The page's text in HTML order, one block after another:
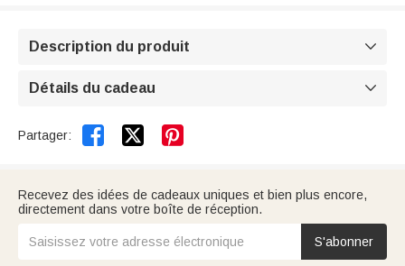
Description du produit 
Détails du cadeau 
Partager:  
Recevez des idées de cadeaux uniques et bien plus encore,
directement dans votre boîte de réception.
S'abonner